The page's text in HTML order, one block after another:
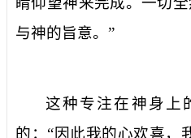
与神的旨意。”
这种专注在神身上
的：“因此我的心欢喜，